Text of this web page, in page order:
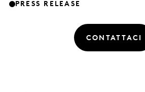
PRESS RELEASE
CONTATTACI